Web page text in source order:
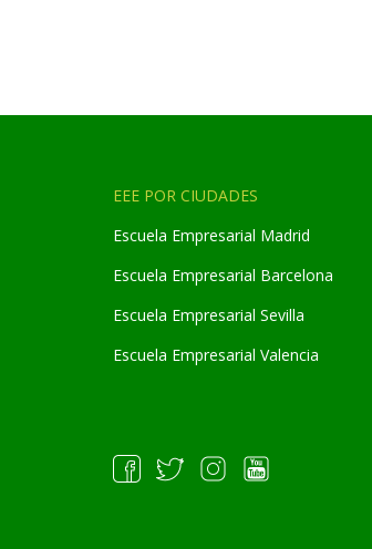
EEE POR CIUDADES
Escuela Empresarial Madrid
Escuela Empresarial Barcelona
Escuela Empresarial Sevilla
Escuela Empresarial Valencia